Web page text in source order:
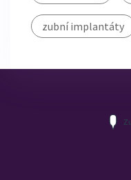
zubní implantáty